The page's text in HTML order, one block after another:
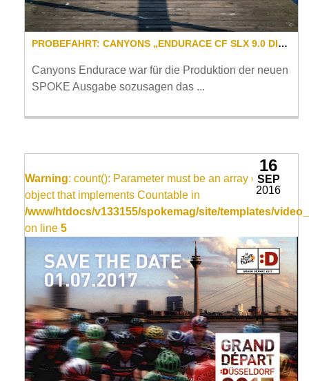
PROBEFAHRT: CANYONS „ENDURACE CF SLX 9.0 DI2“ IM NEUEN MAGAZIN
Canyons Endurace war für die Produktion der neuen
SPOKE Ausgabe sozusagen das ...
Warning: count(): Parameter must be an array or an
object that implements Countable in
/www/htdocs/v133155/spokemag/site/templates/
on line 5
16
SEP
2016